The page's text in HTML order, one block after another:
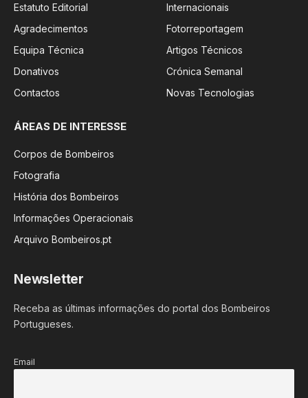
Estatuto Editorial
Agradecimentos
Equipa Técnica
Donativos
Contactos
Internacionais
Fotorreportagem
Artigos Técnicos
Crónica Semanal
Novas Tecnologias
ÁREAS DE INTERESSE
Corpos de Bombeiros
Fotografia
História dos Bombeiros
Informações Operacionais
Arquivo Bombeiros.pt
Newsletter
Receba as últimas informações do portal dos Bombeiros
Portugueses.
Email